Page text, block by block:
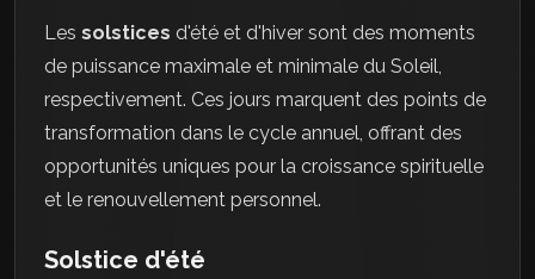
Les solstices d'été et d'hiver sont des moments
de puissance maximale et minimale du Soleil,
respectivement. Ces jours marquent des points de
transformation dans le cycle annuel, offrant des
opportunités uniques pour la croissance spirituelle
et le renouvellement personnel.
Solstice d'été